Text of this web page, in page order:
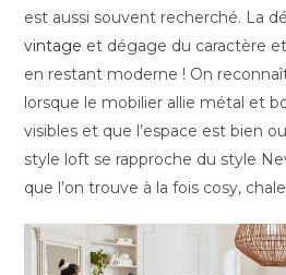
est aussi souvent recherché. La
vintage et dégage du caractère
en restant moderne ! On
lorsque le mobilier allie métal et
visibles et que l’espace est bien
style loft se rapproche du style
que l’on trouve à la fois cosy,